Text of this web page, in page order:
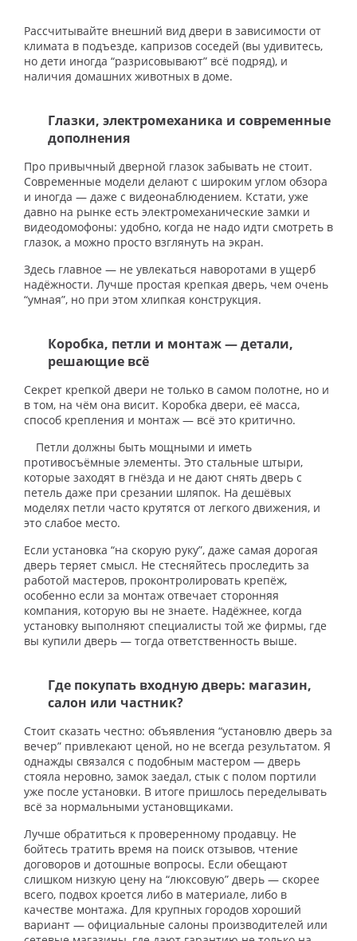
Рассчитывайте внешний вид двери в зависимости от
климата в подъезде, капризов соседей (вы удивитесь,
но дети иногда “разрисовывают” всё подряд), и
наличия домашних животных в доме.
Глазки, электромеханика и современные
дополнения
Про привычный дверной глазок забывать не стоит.
Современные модели делают с широким углом обзора
и иногда — даже с видеонаблюдением. Кстати, уже
давно на рынке есть электромеханические замки и
видеодомофоны: удобно, когда не надо идти смотреть в
глазок, а можно просто взглянуть на экран.
Здесь главное — не увлекаться наворотами в ущерб
надёжности. Лучше простая крепкая дверь, чем очень
“умная”, но при этом хлипкая конструкция.
Коробка, петли и монтаж — детали,
решающие всё
Секрет крепкой двери не только в самом полотне, но и
в том, на чём она висит. Коробка двери, её масса,
способ крепления и монтаж — всё это критично.
Петли должны быть мощными и иметь
противосъёмные элементы. Это стальные штыри,
которые заходят в гнёзда и не дают снять дверь с
петель даже при срезании шляпок. На дешёвых
моделях петли часто крутятся от легкого движения, и
это слабое место.
Если установка “на скорую руку”, даже самая дорогая
дверь теряет смысл. Не стесняйтесь проследить за
работой мастеров, проконтролировать крепёж,
особенно если за монтаж отвечает сторонняя
компания, которую вы не знаете. Надёжнее, когда
установку выполняют специалисты той же фирмы, где
вы купили дверь — тогда ответственность выше.
Где покупать входную дверь: магазин,
салон или частник?
Стоит сказать честно: объявления “установлю дверь за
вечер” привлекают ценой, но не всегда результатом. Я
однажды связался с подобным мастером — дверь
стояла неровно, замок заедал, стык с полом портили
уже после установки. В итоге пришлось переделывать
всё за нормальными установщиками.
Лучше обратиться к проверенному продавцу. Не
бойтесь тратить время на поиск отзывов, чтение
договоров и дотошные вопросы. Если обещают
слишком низкую цену на “люксовую” дверь — скорее
всего, подвох кроется либо в материале, либо в
качестве монтажа. Для крупных городов хороший
вариант — официальные салоны производителей или